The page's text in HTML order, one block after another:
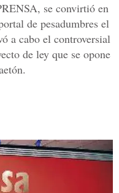
se convirtió en
de pesadumbres el
a cabo el controversial
de ley que se opone